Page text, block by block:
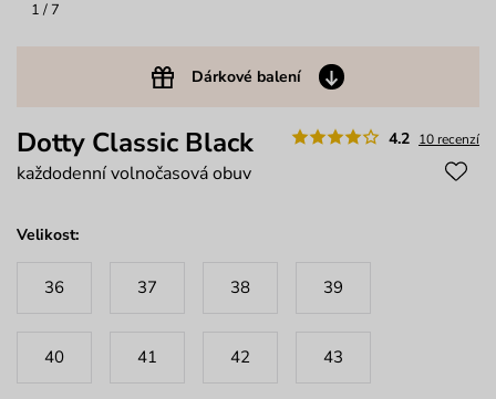
1 / 7
Dárkové balení
4.2 10 recenzí
Dotty Classic Black
každodenní volnočasová obuv
Velikost:
36 37 38 39
40 41 42 43